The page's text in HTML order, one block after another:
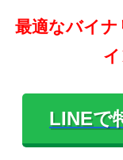
最適なバイ
LINEで